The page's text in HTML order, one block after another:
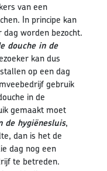
van een
In principe kan
worden bezocht.
douche in de
kan dus
op een dag
gebruik
in de
gemaakt moet
de hygiënesluis,
dan is het de
dag nog een
te betreden.